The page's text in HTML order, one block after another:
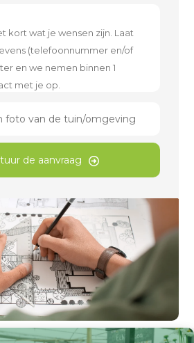
foto van de tuin/omgeving
de aanvraag